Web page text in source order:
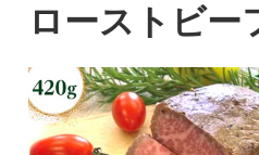
ローストビー